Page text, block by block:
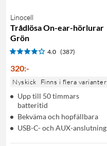
Linocell
Trådlösa On-ear-hörlurar
Grön
4.0 (387)
320:-
Nyskick Finns i flera varianter
Upp till 50 timmars
batteritid
Bekväma och hopfällbara
USB-C- och AUX-anslutning